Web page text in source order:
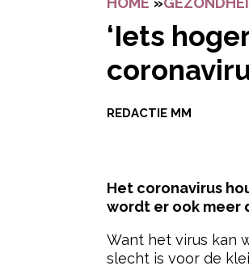
‘Iets
REDACTIE MM
Het coronavirus
wordt er ook meer
Want het virus kan
slecht is voor de